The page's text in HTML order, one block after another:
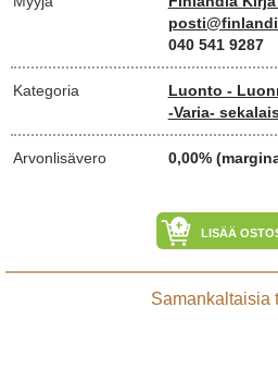
040 541 9287
Kategoria
Luonto -
-Varia-
Arvonlisävero 0,00%
LISÄÄ
Samankaltaisia